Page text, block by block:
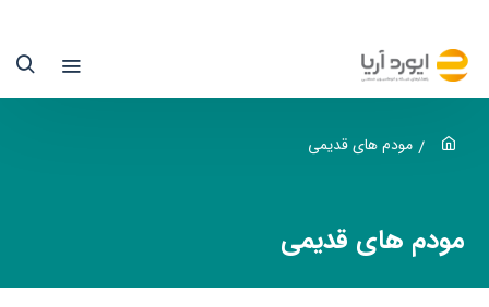
های
قدیمی
وسترمو
ایوردآریا
نماینده
مودم های قدیمی
مودم های قدیمی